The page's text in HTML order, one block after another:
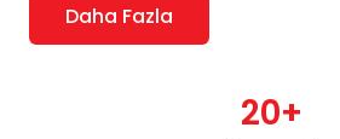
Daha Fazla
20+